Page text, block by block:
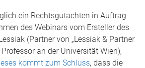
ein Rechtsgutachten in Auftrag
des Webinars vom Ersteller des
(Partner von „Lessiak & Partner
an der Universität Wien),
kommt zum Schluss, dass die